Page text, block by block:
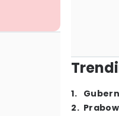
1.
2.